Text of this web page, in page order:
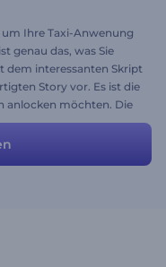
um Ihre Taxi-Anwenung
genau das, was Sie
dem interessanten Skript
Story vor. Es ist die
anlocken möchten. Die
gerne verändern, um Ihr